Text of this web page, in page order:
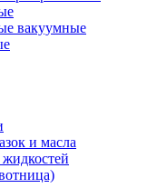
вакуумные
и масла